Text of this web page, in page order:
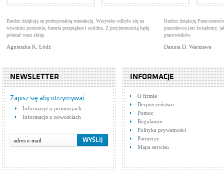
607178
Baterie natryskowe
Cena: 4 652,00 zł
Bardzo dziękuję za profesjonalną transakcję. Wszystko odbyło się na
wysokim poziomie, bateria przepiękna i solidna. Z przyjemnością będę
polecać wasz sklep.
Agnieszka K. Łódź
Bardzo dziękuję Panu-
pracodawca jest świadomy,
pracowników.
Danuta D. Warszawa
NEWSLETTER
Zapisz się aby otrzymywać:
Informacje o promocjach
Informacje o nowościach
INFORMACJE
O firmie
Bezpieczeństwo
Pomoc
Regulamin
Polityka prywatności
Partnerzy
Mapa serwisu